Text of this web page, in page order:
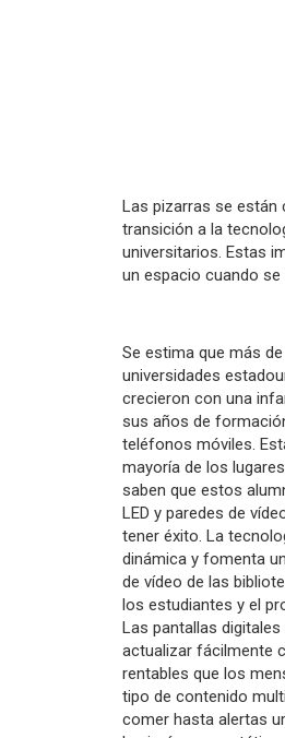
Las pizarras se
transición a la
universitarios. Estas
un espacio cuando
Se estima que más
universidades
crecieron con una
sus años de
teléfonos móviles.
mayoría de los
saben que estos
LED y paredes de
tener éxito. La
dinámica y fomenta
de vídeo de las
los estudiantes y el
Las pantallas
actualizar fácilmente
rentables que los
tipo de contenido
comer hasta alertas